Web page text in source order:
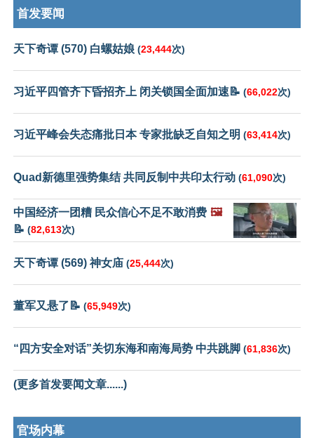
首发要闻
天下奇谭 (570) 白螺姑娘 (23,444次)
习近平四管齐下昏招齐上 闭关锁国全面加速📝 (66,022次)
习近平峰会失态痛批日本 专家批缺乏自知之明 (63,414次)
Quad新德里强势集结 共同反制中共印太行动 (61,090次)
中国经济一团糟 民众信心不足不敢消费 🖼️
📝 (82,613次)
天下奇谭 (569) 神女庙 (25,444次)
董军又悬了📝 (65,949次)
“四方安全对话”关切东海和南海局势 中共跳脚 (61,836次)
(更多首发要闻文章......)
官场内幕